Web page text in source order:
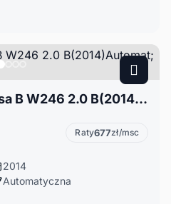
Mercedes-Benz Klasa B W246 2.0 B(2014)Automat; Bogata Wersja
Raty677zł/msc
2014
Automatyczna